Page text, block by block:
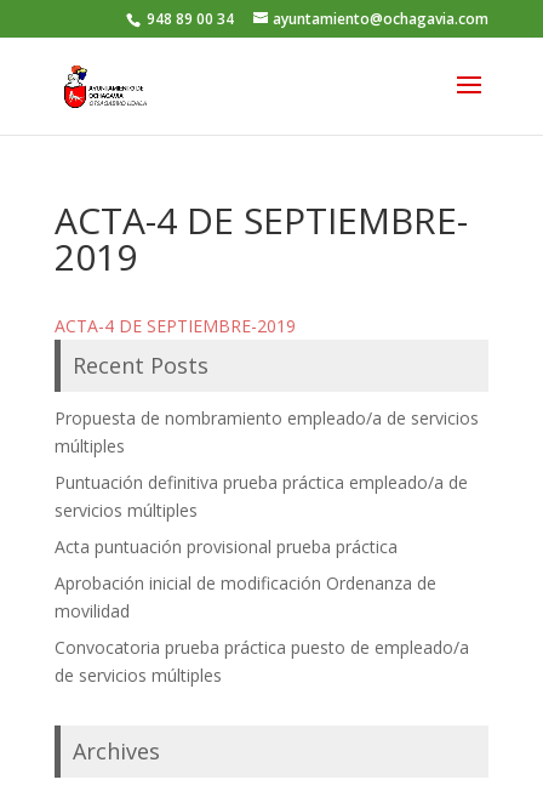
948 89 00 34 ayuntamiento@ochagavia.com
ACTA-4 DE SEPTIEMBRE-
2019
ACTA-4 DE SEPTIEMBRE-2019
Recent Posts
Propuesta de nombramiento empleado/a de servicios
múltiples
Puntuación definitiva prueba práctica empleado/a de
servicios múltiples
Acta puntuación provisional prueba práctica
Aprobación inicial de modificación Ordenanza de
movilidad
Convocatoria prueba práctica puesto de empleado/a
de servicios múltiples
Archives